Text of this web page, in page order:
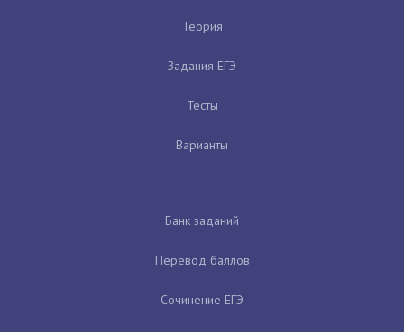
Теория
Задания ЕГЭ
Тесты
Варианты
Банк заданий
Перевод баллов
Сочинение ЕГЭ